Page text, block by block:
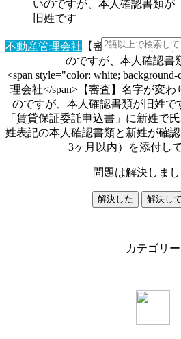
いのですが、本人確認書類が
旧姓です
不動産管理会社 【審査】名字が変
のですが、本人確認書
<span style="color: white;
理会社</span>【審査】名字が変
のですが、本人確認書類が旧姓で
「賃貸保証委託申込書」に新姓で
姓表記の本人確認書類と新姓が確
3ヶ月以内）を添付し
問題は解決しま
解決した 解決し
カテゴリー